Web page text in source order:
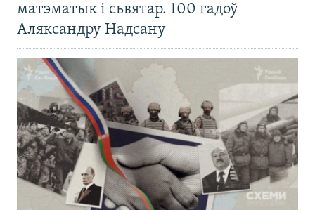
матэматык і сьвятар. 100 гадоў
Аляксандру Надсану